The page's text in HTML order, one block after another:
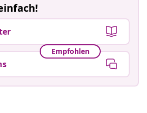
Empfohlen